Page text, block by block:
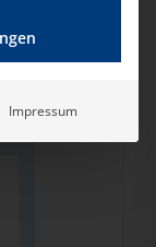
Impressum